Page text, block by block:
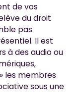
de vos
du droit
pas
Il est
à des audio ou
les membres
sous une